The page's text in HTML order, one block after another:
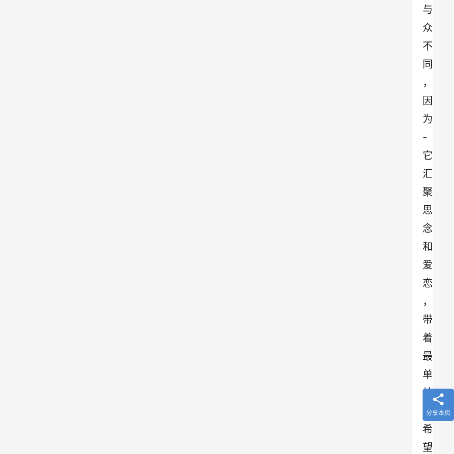
与
众
不
同
，
因
为
-
它
汇
聚
思
念
和
爱
恋
，
带
着
最
单
纯
的
希
望
分享本页